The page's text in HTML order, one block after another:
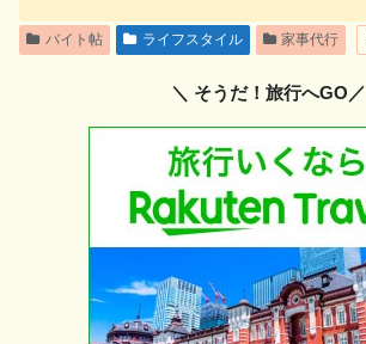
バイト帖 ライフスタイル 家事代行
＼ そうだ！旅行へGO／